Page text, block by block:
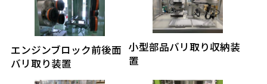
エンジンブロック前後面
バリ取り装置
小型部品バリ取り収納装
置